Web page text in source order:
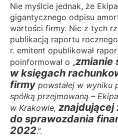
Nie myślcie jednak, że
gigantycznego odpisu
wartości firmy. Nic z tych
publikacją raportu
r. emitent opublikował
poinformował o „zmianie
w księgach
firmy powstałej w wyniku
spółką przejmowaną –
w Krakowie, znajdującej
do sprawozdania
2022.”.